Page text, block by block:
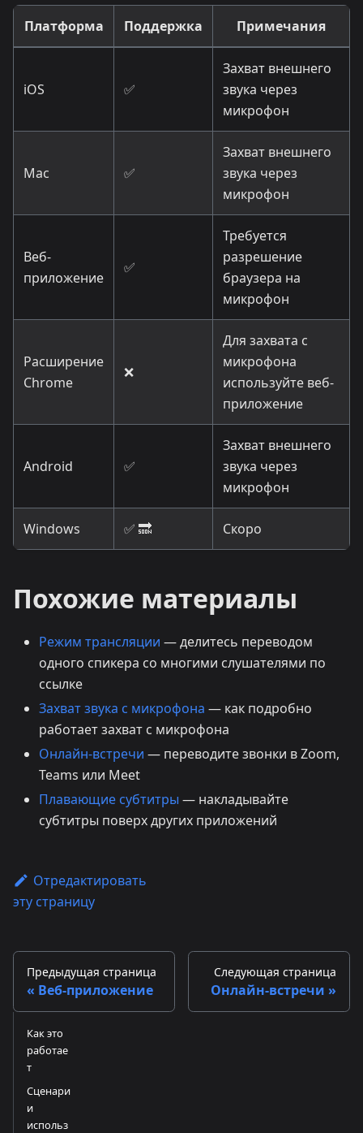
Платформа Поддержка Примечания
iOS ✅
Захват внешнего
звука через
микрофон
Mac ✅
Захват внешнего
звука через
микрофон
Веб-
приложение
✅
Требуется
разрешение
браузера на
микрофон
Расширение
Chrome
❌
Для захвата с
микрофона
используйте веб-
приложение
Android ✅
Захват внешнего
звука через
микрофон
Windows ✅ 🔜 Скоро
Похожие материалы
Режим трансляции — делитесь переводом
одного спикера со многими слушателями по
ссылке
Захват звука с микрофона — как подробно
работает захват с микрофона
Онлайн-встречи — переводите звонки в Zoom,
Teams или Meet
Плавающие субтитры — накладывайте
субтитры поверх других приложений
Отредактировать
эту страницу
Предыдущая страница
Веб-приложение
Следующая страница
Онлайн-встречи
Как это
работае
т
Сценари
и
использ